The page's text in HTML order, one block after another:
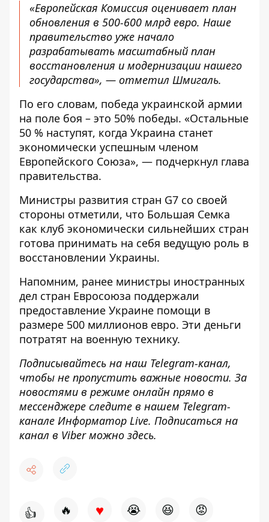
«Европейская Комиссия оценивает план
обновления в 500-600 млрд евро. Наше
правительство уже начало
разрабатывать масштабный план
восстановления и модернизации нашего
государства», — отметил Шмигаль.
По его словам, победа украинской армии
на поле боя – это 50% победы. «Остальные
50 % наступят, когда Украина станет
экономически успешным членом
Европейского Союза», — подчеркнул глава
правительства.
Министры развития стран G7 со своей
стороны отметили, что Большая Семка
как клуб экономически сильнейших стран
готова принимать на себя ведущую роль в
восстановлении Украины.
Напомним, ранее министры иностранных
дел стран Евросоюза поддержали
предоставление Украине помощи в
размере 500 миллионов евро. Эти деньги
потратят на военную технику.
Подписывайтесь на наш Telegram-канал,
чтобы не пропустить важные новости. За
новостями в режиме онлайн прямо в
мессенджере следите в нашем Telegram-
канале Информатор Live. Подписаться на
канал в Viber можно здесь.
👍 🔥 ♥ 😭 😆 😡